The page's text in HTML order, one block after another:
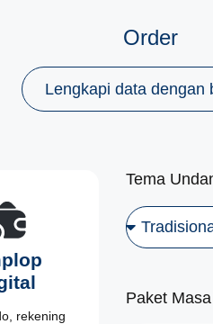
Order
Lengkapi data dengan
rekening
Tema
Paket